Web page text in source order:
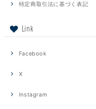
特定商取引法に基づく表記
Link
Facebook
X
Instagram